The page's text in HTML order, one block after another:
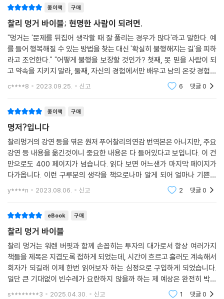
실제 자연환경에서 벌집 바로 위쪽에 꿀이 존재하는 경우는 없습니다. 따
라서 꿀벌은 이런 경우를 춤으로 소통할 방법도 없습니다. 이런 위치에 있
는 꿀을 발견했다면 꿀벌은 집으로 돌아와 슬그머니 구석에서 웅크리고 있
을 법합니다. 그러나 실제로는 집으로 돌아와 말도 안 되는 춤을 춥니다. 이
런 꿀벌처럼 말도 안 되는 소리를 하는 사람을 나는 평생 수없이 상대했습
니다. 이런 사람이 상호성 편향 등 온갖 소음을 만들어내면서 이른바 ‘아무
니다.
--- 「4장 하버드대 강연」 중에서
내가 주로 사용하는 방법 하나는 뒤집어 생각하는 것입니다. 예를 들어보
겠습니다. 제2차 세계대전 당시 나는 기상 전문가였습니다. 내가 배운 것은
기상도를 작성하고 날씨를 예측하는 방법이었지만 실제로 내가 담당한 업
무는 조종사의 이륙을 지원하는 일이었습니다. 나는 문제를 이렇게 뒤집어
생각했습니다. ‘많은 조종사를 쉽게 죽이는 방법은 무엇일까?’
세상에는 두 종류의 지식이 있습니다. 하나는 플랑크의 지식으로서, 제대
로 아는 사람의 지식입니다. 이들은 재능도 있고 노력도 하는 사람입니다.
다른 하나는 기사의 지식으로서, 알지도 못하면서 지껄이는 사람의 지식입
니다. 이들은 머리숱도 많고 목소리도 근사하며 멋진 인상도 줄 수 있습니
다. 그러나 기사의 지식은 가짜에 불과합니다. 아마 거의 모든 미국 정치인
확대의 더 좋은 사례는 버크셔의 애플 투자(2016~2017 311억 달러)로 2
022년 5월 기준 지분 가치가 4배 이상(1,275억 달러) 증가했다.
버핏이 원유와 기술주에 투자한 것을 두고 ‘아는 기업에 투자하라’던 평소
의 지론과 모순되는 것 아니냐고 묻는 이들이 있다. 그러나 멍거는 “버핏이
지금도 배우고 있다는 신호”라며, 버핏을 “끊임없이 배우는 학습 기계”라
고 표현했다. “만약 당신이 배우기를 멈춘다면 다른 투자자가 당신을 앞서
갈 것”이라고 멍거는 교훈한다.
다학제적 접근을 격자틀 인식 모형에 새겨라
멍거의 핵심 개념 중 하나로 ‘격자틀 인식 모형(latticework of mental
models)’이 있다. 한 가지 도구로 모든 문제를 해결하려는 시도에 반하는
개념으로, 다양한 도구가 머릿속에 각인되어 자동으로 작동되는 모형을 가
리킨다.
구함에 빗댄다. 가령 경제학만 알아서는 안 되고 역사, 심리, 화학, 수학까
지 알아야 한다. 마찬가지로 투자자는 기업 분석을 할 때 재무 정보만이 아
니라, 내부 경영과 기업이 운영되는 더 큰 생태계까지 분석할 줄 알아야 한
다.
멍거의 한 팬이 정리한 격자틀 인식 모형 6단계를 2장 본문에 수록했는데
그 첫 단계가 바로 다학제적 접근이다. 다학제적 접근이란 다양한 학문에
서 주된 모형을 모두 가져오되 학문 사이의 경계를 허무는 것이다.
다.
- 이건규 (르네상스자산운용 대표)
찰리 멍거의 유일한 저서 『Poor Charlie’s Almanack』보다 이 책이 더 낫
다. 멍거의 조언을 진지하게 받아들이고 실천에 옮기는 사람이라면, 인생
의 많은 부분이 바뀔 것이라 믿는다.
되었는지 이 책을 통해 알 수 있다. 베일에 가려진 멍거의 사고 체계를 파악
하는 최고의 책이다.
- 홍진채 (라쿤자산운용 대표)
종이책 구매
찰리 멍거 바이블; 현명한 사람이 되려면.
"멍거는 '문제를 뒤집어 생각할 때 잘 풀리는 경우가 많다'라고 말한다. 예
를 들어 행복해질 수 있는 방법을 찾는 대신 '확실히 불행해지는 길'을 피하
라고 조언한다." "어떻게 불행을 보장할 것인가? 첫째, 못 믿을 사람이 되
고 약속을 지키지 말라, 둘째, 자신의 경험에서만 배우고 남의 온갖 경험에
서는 절대 배우지 말라, 셋째, 살면서 참패해 좌절할 때마다 주저앉아 더 망
c****8 2023.09.25. 신고 6 댓글0
종이책 구매
명저?입니다
찰리멍거의 강연 등을 엮은 원저 푸어찰리의연감 번역본은 아니지만, 주요
강연 등 내용을 옮긴것이니 중요한 내용은 다 들어있다고 보입니다. 이 건
만으로도 400 페이지가 넘습니다. 읽다 보면 어느샌가 마지막 페이지가
다가옵니다. 이런 구루분의 생각을 책으로나마 알게 되어 얼마나 기쁜지
모릅니다. 기념으로 원저 번역 출간이 이뤄지면 꼭 소장하고 싶습니다.
y****n 2023.08.06. 신고 2 댓글0
eBook 구매
찰리 멍거 바이블
찰리 멍거는 워렌 버핏과 함께 손꼽히는 투자의 대가로서 항상 여러가지
책들을 제목은 지겹도록 접하게 되었는데, 시간이 흐르고 흘러도 계속해서
회자가 되길래 이제 한번 읽어보자 하는 심정으로 구입하게 되었습니다.
일단 큰 기대없이 빈수레가 요란하지 않을까 하는 제 예상은 완전히 박살
이 났고, 생각보다 내용이 너무 좋았습니다. 이래서 스테디셀러이구나를
s********3 2025.04.30. 신고 1 댓글0